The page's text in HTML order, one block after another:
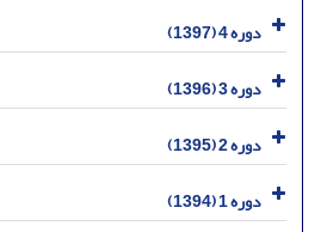
دوره 4 (1397)
دوره 3 (1396)
دوره 2 (1395)
دوره 1 (1394)